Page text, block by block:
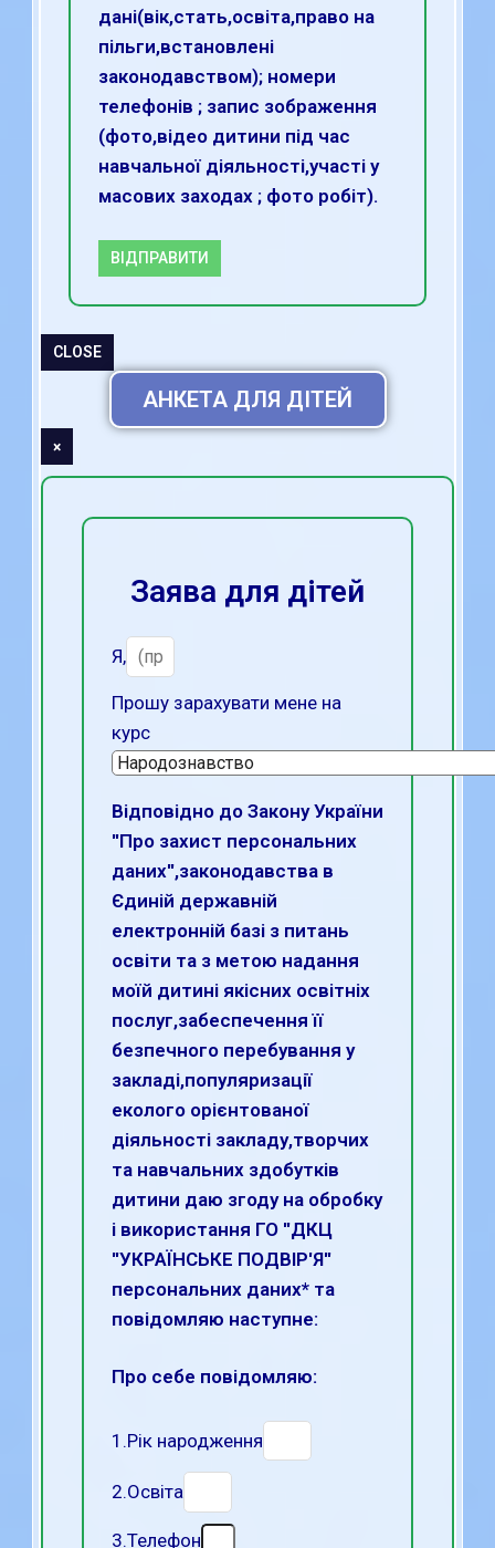
дані(вік,стать,освіта,право на
пільги,встановлені
законодавством); номери
телефонів ; запис зображення
(фото,відео дитини під час
навчальної діяльності,участі у
масових заходах ; фото робіт).
ВІДПРАВИТИ
CLOSE
АНКЕТА ДЛЯ ДІТЕЙ
×
Заява для дітей
Я,
Прошу зарахувати мене на
курс
Відповідно до Закону України
''Про захист персональних
даних'',законодавства в
Єдиній державній
електронній базі з питань
освіти та з метою надання
моїй дитині якісних освітніх
послуг,забеспечення її
безпечного перебування у
закладі,популяризації
еколого орієнтованої
діяльності закладу,творчих
та навчальних здобутків
дитини даю згоду на обробку
і використання ГО ''ДКЦ
''УКРАЇНСЬКЕ ПОДВІР'Я''
персональних даних* та
повідомляю наступне:
Про себе повідомляю:
1.Рік народження
2.Освіта
3.Телефон